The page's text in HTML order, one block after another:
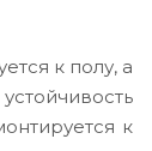
к полу, а
к